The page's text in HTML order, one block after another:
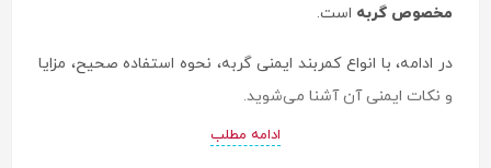
مخصوص گربه است.
در ادامه، با انواع کمربند ایمنی گربه، نحوه استفاده صحیح، مزایا
و نکات ایمنی آن آشنا می‌شوید.
ادامه مطلب